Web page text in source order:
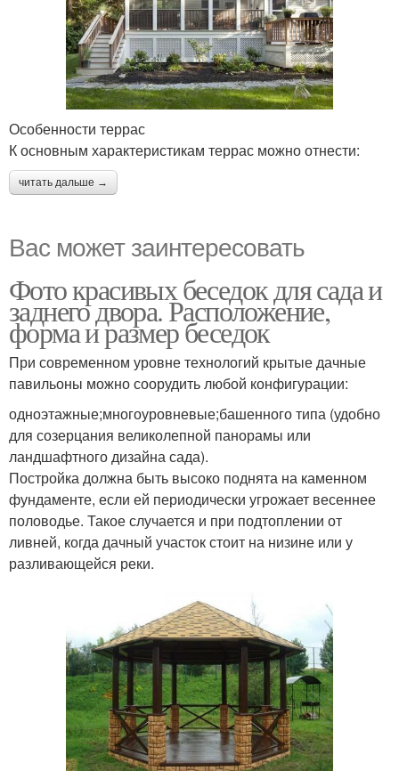
Особенности террас
К основным характеристикам террас можно отнести:
читать дальше →
Вас может заинтересовать
Фото красивых беседок для сада и
заднего двора. Расположение,
форма и размер беседок
При современном уровне технологий крытые дачные
павильоны можно соорудить любой конфигурации:
одноэтажные;многоуровневые;башенного типа (удобно
для созерцания великолепной панорамы или
ландшафтного дизайна сада).
Постройка должна быть высоко поднята на каменном
фундаменте, если ей периодически угрожает весеннее
половодье. Такое случается и при подтоплении от
ливней, когда дачный участок стоит на низине или у
разливающейся реки.